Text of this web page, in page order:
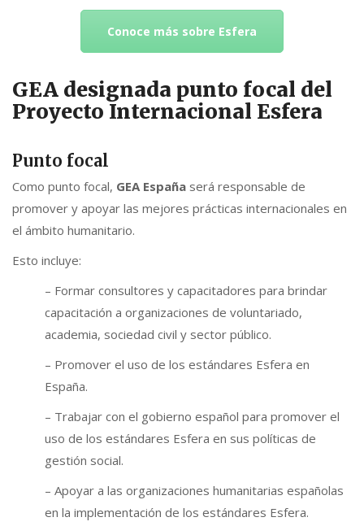
Conoce más sobre Esfera
GEA designada punto focal del
Proyecto Internacional Esfera
Punto focal
Como punto focal, GEA España será responsable de
promover y apoyar las mejores prácticas internacionales en
el ámbito humanitario.
Esto incluye:
– Formar consultores y capacitadores para brindar
capacitación a organizaciones de voluntariado,
academia, sociedad civil y sector público.
– Promover el uso de los estándares Esfera en
España.
– Trabajar con el gobierno español para promover el
uso de los estándares Esfera en sus políticas de
gestión social.
– Apoyar a las organizaciones humanitarias españolas
en la implementación de los estándares Esfera.